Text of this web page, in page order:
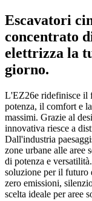
Escavatori
concentrato
elettrizza la
giorno.
L'EZ26e ridefinisce il
potenza, il comfort e
massimi. Grazie al
innovativa riesce a
Dall'industria
zone urbane alle aree
di potenza e
soluzione per il futuro
zero emissioni,
scelta ideale per aree